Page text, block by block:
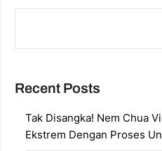
Recent Posts
Tak Disangka! Nem Chua
Ekstrem Dengan Proses